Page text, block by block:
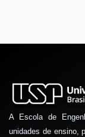
A Escola de
unidades de ensino,